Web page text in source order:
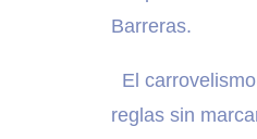
Barreras.
El
reglas sin